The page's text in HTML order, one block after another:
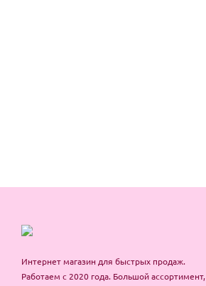
Интернет магазин для быстрых продаж.
Работаем с 2020 года. Большой ассортимент,